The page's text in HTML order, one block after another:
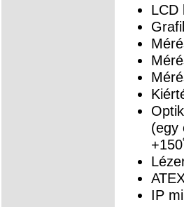
LCD
(egy
IP